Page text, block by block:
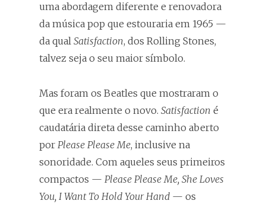
uma abordagem diferente e renovadora
da música pop que estouraria em 1965 —
da qual Satisfaction, dos Rolling Stones,
talvez seja o seu maior símbolo.
Mas foram os Beatles que mostraram o
que era realmente o novo. Satisfaction é
caudatária direta desse caminho aberto
por Please Please Me, inclusive na
sonoridade. Com aqueles seus primeiros
compactos — Please Please Me, She Loves
You, I Want To Hold Your Hand — os